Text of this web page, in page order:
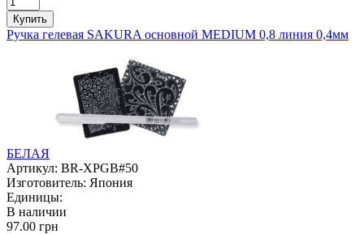
Купить
Ручка гелевая SAKURA основной MEDIUM 0,8 линия 0,4мм
БЕЛАЯ
Артикул: BR-XPGB#50
Изготовитель: Япония
Единицы:
В наличии
97.00 грн